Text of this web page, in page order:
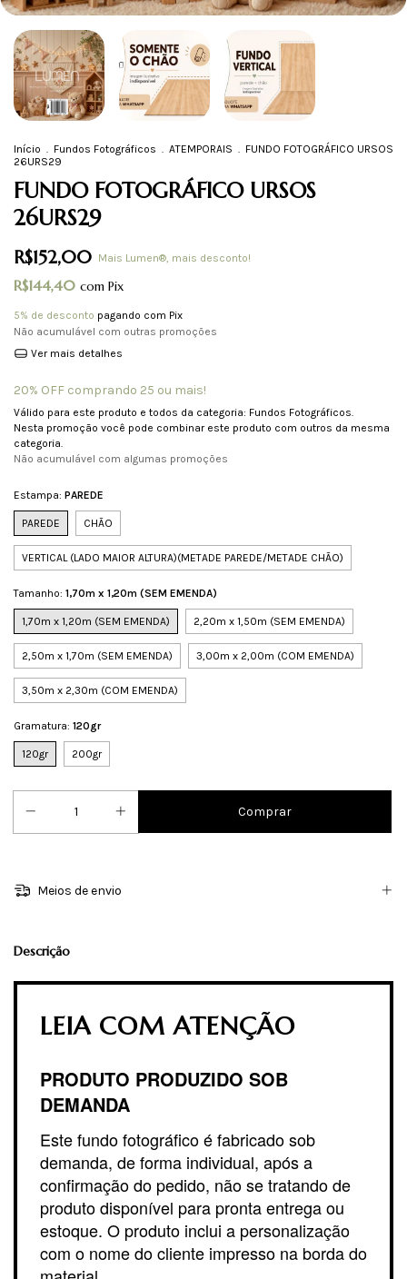
Início . Fundos Fotográficos . ATEMPORAIS . FUNDO FOTOGRÁFICO URSOS
26URS29
FUNDO FOTOGRÁFICO URSOS
26URS29
R$152,00 Mais Lumen®, mais desconto!
R$144,40 com Pix
5% de desconto pagando com Pix
Não acumulável com outras promoções
Ver mais detalhes
20% OFF comprando 25 ou mais!
Válido para este produto e todos da categoria: Fundos Fotográficos.
Nesta promoção você pode combinar este produto com outros da mesma
categoria.
Não acumulável com algumas promoções
Estampa: PAREDE
PAREDE CHÃO
VERTICAL (LADO MAIOR ALTURA)(METADE PAREDE/METADE CHÃO)
Tamanho: 1,70m x 1,20m (SEM EMENDA)
1,70m x 1,20m (SEM EMENDA) 2,20m x 1,50m (SEM EMENDA)
2,50m x 1,70m (SEM EMENDA) 3,00m x 2,00m (COM EMENDA)
3,50m x 2,30m (COM EMENDA)
Gramatura: 120gr
120gr 200gr
Meios de envio
Descrição
LEIA COM ATENÇÃO
PRODUTO PRODUZIDO SOB
DEMANDA
Este fundo fotográfico é fabricado sob
demanda, de forma individual, após a
confirmação do pedido, não se tratando de
produto disponível para pronta entrega ou
estoque. O produto inclui a personalização
com o nome do cliente impresso na borda do